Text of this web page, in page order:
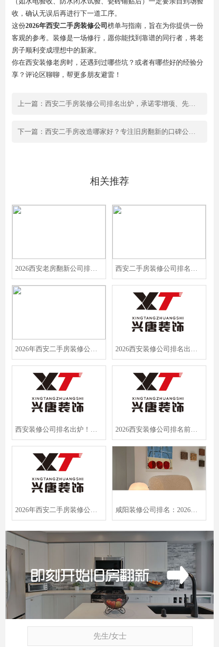
收，确认无误后再进行下一道工序。
这份2026年西安二手房装修公司 榜单与指南，旨在为你提供一份
客观的参考。装修是一场修行，愿你能找到靠谱的同行者，将老
房子顺利变成理想中的新家。
你在西安装修老房时，还遇到过哪些坑？或者有哪些好的经验分
享？评论区聊聊，帮更多朋友避雷！
上一篇：西安二手房装修公司排名出炉，承诺零增项、先装修后付款的靠谱品牌深度解析
下一篇：西安二手房改造哪家好？专注旧房翻新的口碑公司，看完这篇不踩坑
相关推荐
2026西安老房翻新公司排名出炉！135平米复式楼翻新，这家公司口碑爆了 西安二手房装修公司排名前十强，避坑指南：选对正规军，翻新不踩雷
2026年西安二手房装修公司哪家好？盘点10家靠谱旧房翻新公司，省心装好老旧房 2026西安装修公司排名出炉！这3家实力最强，帮你避开90%的装修大坑
西安装修公司排名出炉！兴唐装饰先施工后付款，选对省心一半 2026西安装修公司排名前十，这5家真实口碑之选，闭眼入不踩坑
2026年西安二手房装修公司哪家强？80-150平米翻新避坑指南与TOP10榜单 咸阳装修公司排名：2026老房翻新半包660元㎡零增项省预算指南